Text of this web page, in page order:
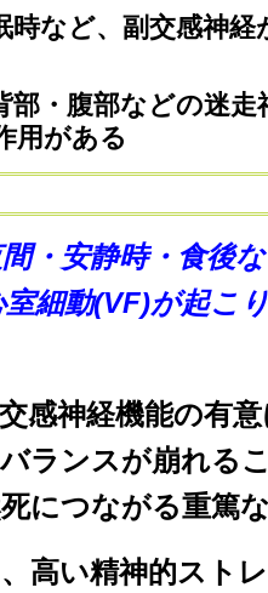
時など、副交感神
部・腹部などの迷走
用がある
・安静時・食後
細動(VF)が起こり
感神経機能の有
ランスが崩れる
につながる重篤な
高い精神的スト